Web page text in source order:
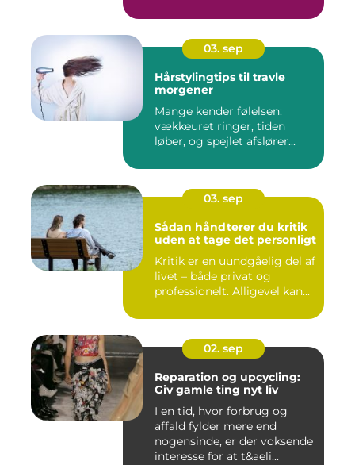
03. sep
Hårstylingtips til travle
morgener
Mange kender følelsen:
vækkeuret ringer, tiden
løber, og spejlet afslører...
03. sep
Sådan håndterer du kritik
uden at tage det personligt
Kritik er en uundgåelig del af
livet – både privat og
professionelt. Alligevel kan...
02. sep
Reparation og upcycling:
Giv gamle ting nyt liv
I en tid, hvor forbrug og
affald fylder mere end
nogensinde, er der voksende
interesse for at t&aeli...